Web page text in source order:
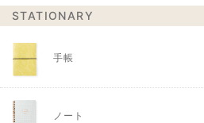
STATIONARY
手帳
ノート